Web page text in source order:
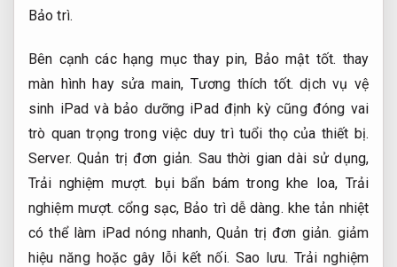
Bảo trì.
Bên cạnh các hạng mục thay pin, Bảo mật tốt. thay
màn hình hay sửa main, Tương thích tốt. dịch vụ vệ
sinh iPad và bảo dưỡng iPad định kỳ cũng đóng vai
trò quan trọng trong việc duy trì tuổi thọ của thiết bị.
Server. Quản trị đơn giản. Sau thời gian dài sử dụng,
Trải nghiệm mượt. bụi bẩn bám trong khe loa, Trải
nghiệm mượt. cổng sạc, Bảo trì dễ dàng. khe tản nhiệt
có thể làm iPad nóng nhanh, Quản trị đơn giản. giảm
hiệu năng hoặc gây lỗi kết nối. Sao lưu. Trải nghiệm